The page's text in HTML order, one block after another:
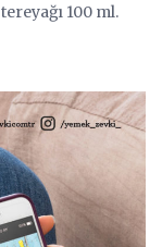
100 ml.